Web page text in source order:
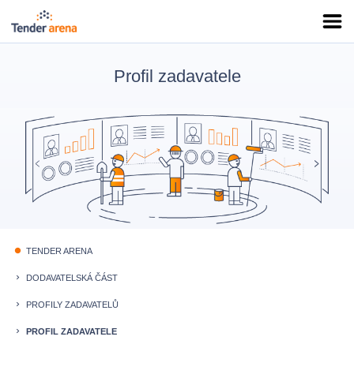
Profil zadavatele
fiber_manual_record TENDER ARENA
keyboard_arrow_right DODAVATELSKÁ ČÁST
keyboard_arrow_right PROFILY ZADAVATELŮ
keyboard_arrow_right PROFIL ZADAVATELE